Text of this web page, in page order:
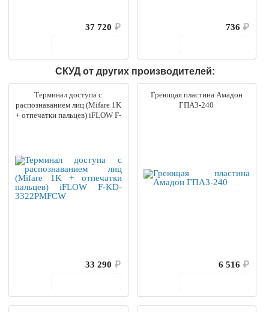
37 720 ₽
736 ₽
СКУД от других производителей:
Терминал доступа с
распознаванием лиц (Mifare 1K
+ отпечатки пальцев) iFLOW F-
33 290 ₽
Греющая пластина Амадон
ГПА3-240
6 516 ₽